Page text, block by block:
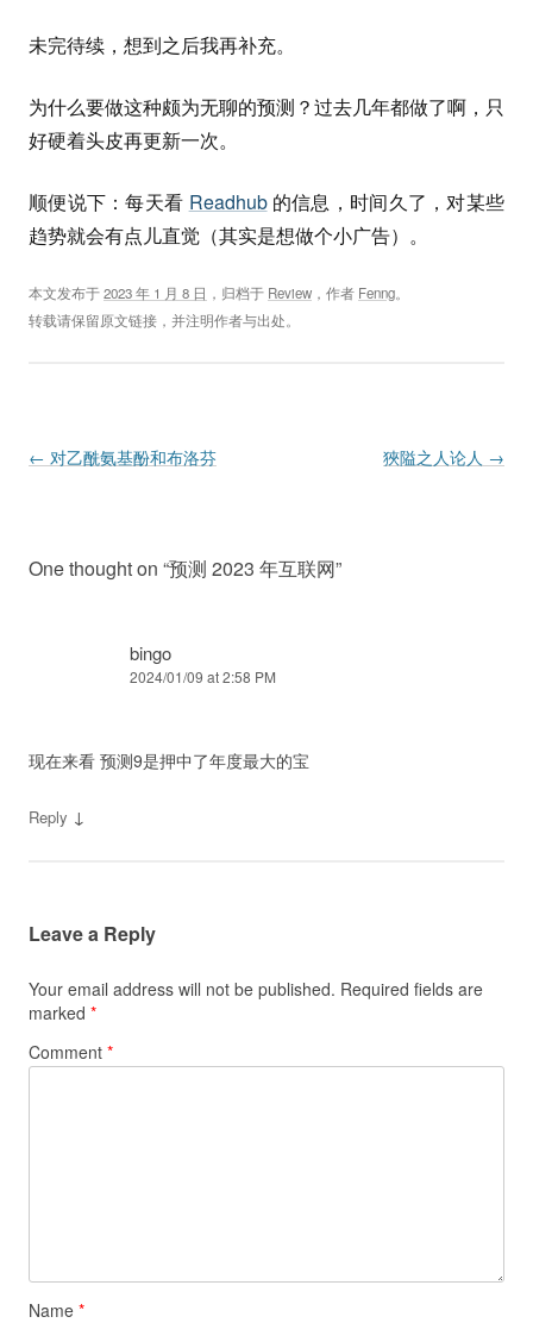
未完待续，想到之后我再补充。
为什么要做这种颇为无聊的预测？过去几年都做了啊，只
好硬着头皮再更新一次。
顺便说下：每天看 Readhub的信息，时间久了，对某些
趋势就会有点儿直觉（其实是想做个小广告）。
本文发布于2023 年 1 月 8 日 ，归档于 Review ，作者 Fenng。
转载请保留原文链接，并注明作者与出处。
Post navigation
← 对乙酰氨基酚和布洛芬 狹隘之人论人 →
One thought on “预测 2023 年互联网”
bingo
2024/01/09 at 2:58 PM
现在来看 预测9是押中了年度最大的宝
Reply ↓
Leave a Reply
Your email address will not be published. Required fields are
marked *
Comment *
Name *